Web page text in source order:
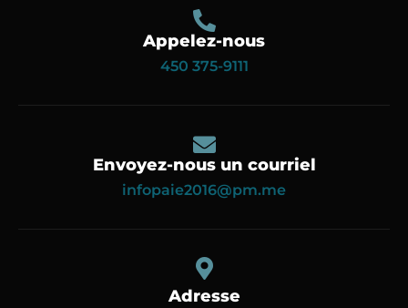
Appelez-nous
450 375-9111
Envoyez-nous un courriel
infopaie2016@pm.me
Adresse